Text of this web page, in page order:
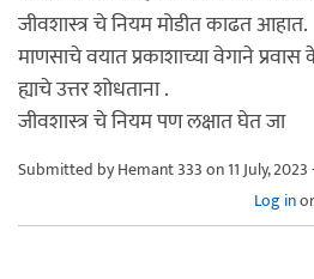
जीवशास्त्र चे नियम मोडीत काढत आहात.
माणसाचे वयात प्रकाशाच्या वेगाने
ह्याचे उत्तर शोधताना .
जीवशास्त्र चे नियम पण लक्षात घेत जा
Submitted byHemant 333on 11 July,
Log inor